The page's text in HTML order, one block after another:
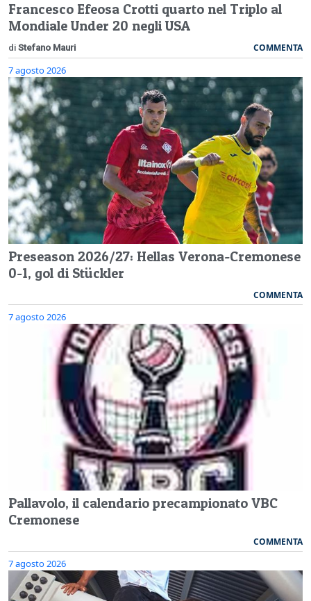
Francesco Efeosa Crotti quarto nel Triplo al
Mondiale Under 20 negli USA
di Stefano Mauri COMMENTA
7 agosto 2026
Preseason 2026/27: Hellas Verona-Cremonese
0-1, gol di Stückler
COMMENTA
7 agosto 2026
Pallavolo, il calendario precampionato VBC
Cremonese
COMMENTA
7 agosto 2026